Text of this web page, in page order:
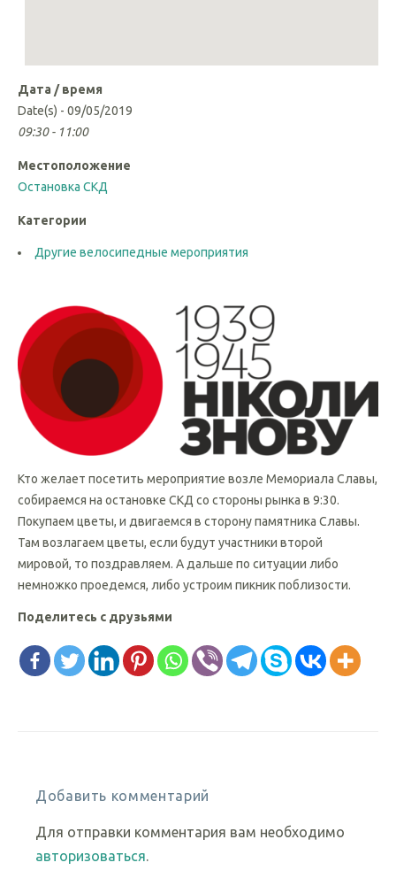
Дата / время
Date(s) - 09/05/2019
09:30 - 11:00
Местоположение
Остановка СКД
Категории
Другие велосипедные мероприятия
Кто желает посетить мероприятие возле Мемориала Славы,
собираемся на остановке СКД со стороны рынка в 9:30.
Покупаем цветы, и двигаемся в сторону памятника Славы.
Там возлагаем цветы, если будут участники второй
мировой, то поздравляем. А дальше по ситуации либо
немножко проедемся, либо устроим пикник поблизости.
Поделитесь с друзьями
Добавить комментарий
Для отправки комментария вам необходимо
авторизоваться.